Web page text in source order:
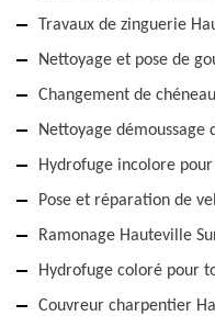
Travaux de zinguerie
Nettoyage et pose de
Changement de
Nettoyage
Hydrofuge incolore
Pose et réparation de
Ramonage Hauteville
Hydrofuge coloré pour
Couvreur charpentier